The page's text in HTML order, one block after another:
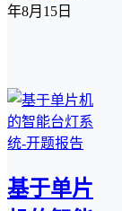
年8月15日
基于单片